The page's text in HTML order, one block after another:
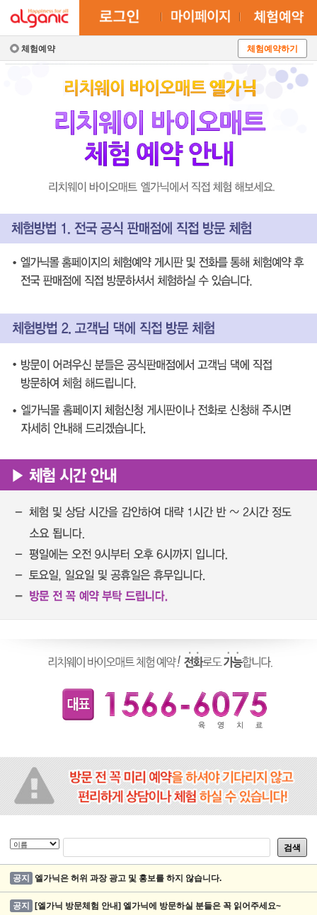
체험예약 체험예약하기
검색
공지 엘가닉은 허위 과장 광고 및 홍보를 하지 않습니다.
공지 [엘가닉 방문체험 안내] 엘가닉에 방문하실 분들은 꼭 읽어주세요~